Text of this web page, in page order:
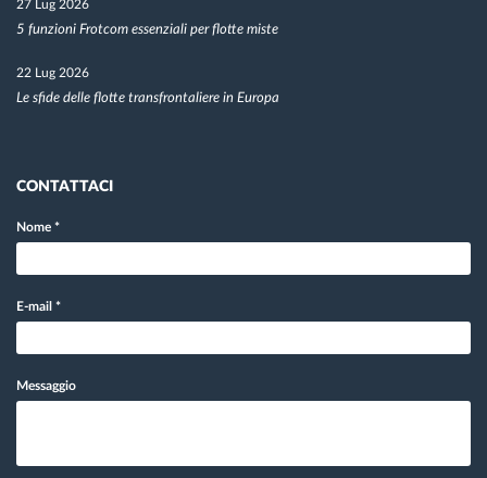
27 Lug 2026
5 funzioni Frotcom essenziali per flotte miste
22 Lug 2026
Le sfide delle flotte transfrontaliere in Europa
CONTATTACI
Nome *
E-mail *
Messaggio